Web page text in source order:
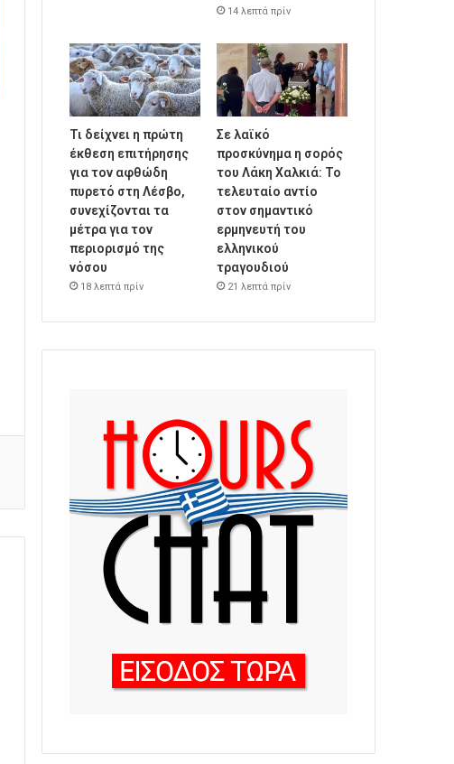
14 λεπτά πρίν
Τι δείχνει η πρώτη
έκθεση επιτήρησης
για τον αφθώδη
πυρετό στη Λέσβο,
συνεχίζονται τα
μέτρα για τον
περιορισμό της
νόσου
18 λεπτά πρίν
Σε λαϊκό
προσκύνημα η σορός
του Λάκη Χαλκιά: Το
τελευταίο αντίο
στον σημαντικό
ερμηνευτή του
ελληνικού
τραγουδιού
21 λεπτά πρίν